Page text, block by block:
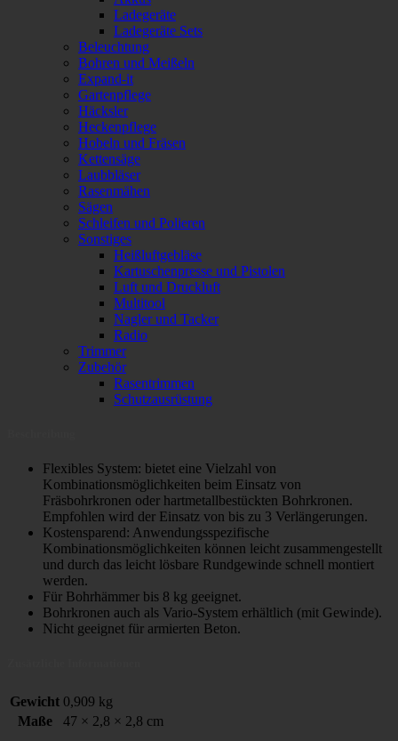
Ladegeräte
Ladegeräte Sets
Beleuchtung
Bohren und Meißeln
Expand-it
Gartenpflege
Häcksler
Heckenpflege
Hobeln und Fräsen
Kettensäge
Laubbläser
Rasenmähen
Sägen
Schleifen und Polieren
Sonstiges
Heißluftgebläse
Kartuschenpresse und Pistolen
Luft und Druckluft
Multitool
Nagler und Tacker
Radio
Trimmer
Zubehör
Rasentrimmen
Schutzausrüstung
Flexibles System: bietet eine Vielzahl von
Kombinationsmöglichkeiten beim Einsatz von
Fräsbohrkronen oder hartmetallbestückten Bohrkronen.
Empfohlen wird der Einsatz von bis zu 3 Verlängerungen.
Kostensparend: Anwendungsspezifische
Kombinationsmöglichkeiten können leicht zusammengestellt
und durch das leicht lösbare Rundgewinde schnell montiert
werden.
Für Bohrhämmer bis 8 kg geeignet.
Bohrkronen auch als Vario-System erhältlich (mit Gewinde).
Nicht geeignet für armierten Beton.
Gewicht 0,909 kg
Maße
47 × 2,8 × 2,8 cm